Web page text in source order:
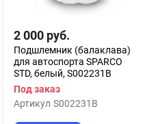
2 000 руб.
Подшлемник (балаклава)
для автоспорта SPARCO
STD, белый, S002231B
Под заказ
Артикул S002231B